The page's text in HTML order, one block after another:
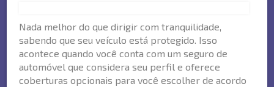
Nada melhor do que dirigir com tranquilidade,
sabendo que seu veículo está protegido. Isso
acontece quando você conta com um seguro de
automóvel que considera seu perfil e oferece
coberturas opcionais para você escolher de acordo